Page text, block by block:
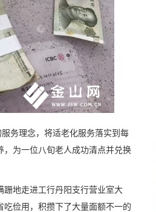
务理念，将适老化服务落实到每
为一位八旬老人成功清点并兑换
地走进工行丹阳支行营业室大
俭用，积攒下了大量面额不一的